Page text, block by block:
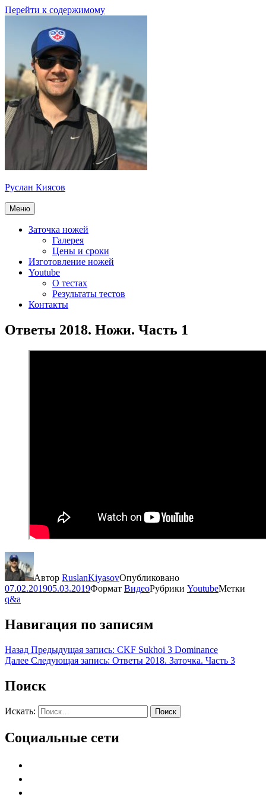
Перейти к содержимому
Руслан Киясов
Меню
Заточка ножей
Галерея
Цены и сроки
Изготовление ножей
Youtube
О тестах
Результаты тестов
Контакты
Ответы 2018. Ножи. Часть 1
Автор RuslanKiyasovОпубликовано
07.02.201905.03.2019Формат ВидеоРубрики YoutubeМетки
q&a
Навигация по записям
Назад Предыдущая запись: CKF Sukhoi 3 Dominance
Далее Следующая запись: Ответы 2018. Заточка. Часть 3
Поиск
Искать: Поиск
Социальные сети